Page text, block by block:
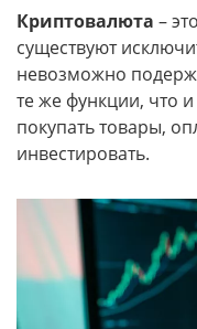
Криптовалюта –
существуют
невозможно
те же функции, что
покупать товары,
инвестировать.